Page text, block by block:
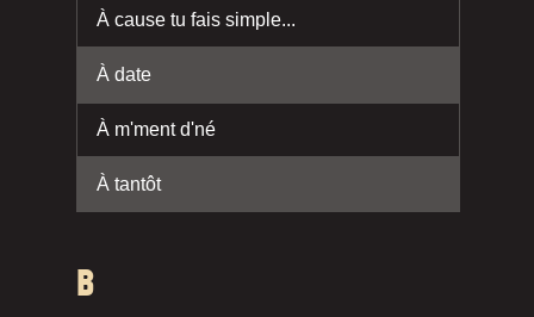
À cause tu fais simple...
À date
À m'ment d'né
À tantôt
B